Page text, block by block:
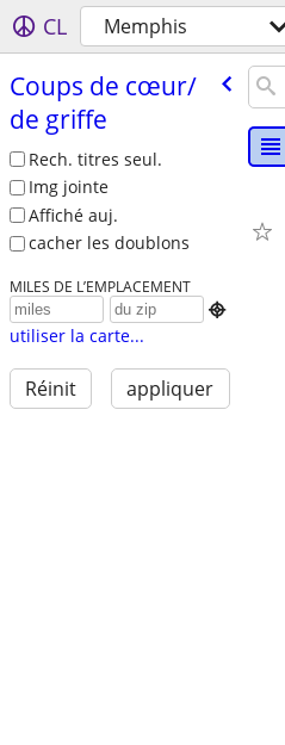
CL Memphis
Coups de cœur/​
de griffe
Rech. titres seul.
Img jointe
Affiché auj.
cacher les doublons
MILES DE L’EMPLACEMENT

utiliser la carte...
Réinit appliquer